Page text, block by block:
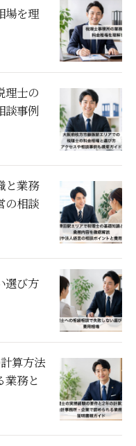
場を理
理士の
談事例
と業務
の相談
選び方
算方法
業務と